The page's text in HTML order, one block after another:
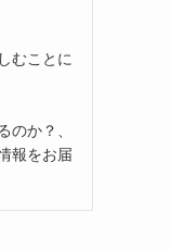
むことに
のか？、
報をお届